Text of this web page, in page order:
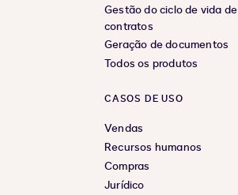
Gestão do ciclo de vida de
contratos
Geração de documentos
Todos os produtos
CASOS DE USO
Vendas
Recursos humanos
Compras
Jurídico